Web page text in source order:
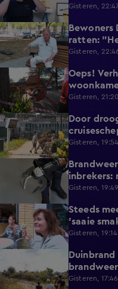
Gisteren,
1:54
Bewoners
ratten:
Gisteren,
0:58
Oeps!
Gisteren, 21:20
2:11
Door
Gisteren, 19:54
inbrekers:
Gisteren, 19:49
1:17
Steeds
'saaie
Gisteren, 19:14
Gisteren, 17:46